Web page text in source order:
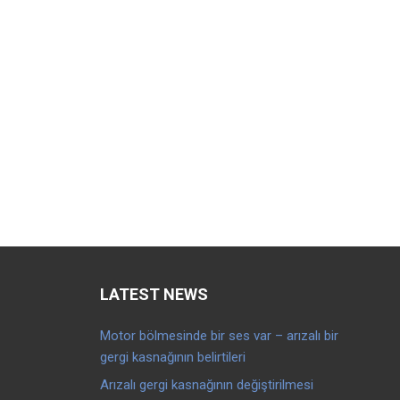
LATEST NEWS
Motor bölmesinde bir ses var – arızalı bir
gergi kasnağının belirtileri
Arızalı gergi kasnağının değiştirilmesi